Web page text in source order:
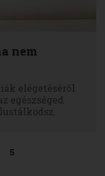
nem
elégetéséről
egészséged
5